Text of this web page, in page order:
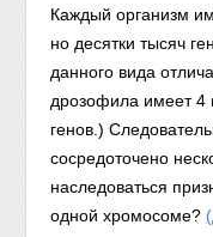
Каждый организм
но десятки тысяч
данного вида
дрозофила имеет 4
генов.)
сосредоточено
наследоваться
одной хромосоме?